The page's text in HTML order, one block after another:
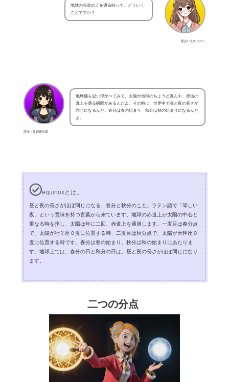
星占いを知りたい
地球の赤道の上を通る時って、どういう
ことですか？
西洋占星術研究家
地球儀を思い浮かべてみて。太陽が地球のちょうど真ん中、赤道の
真上を通る瞬間があるんだよ。その時に、世界中で昼と夜の長さが
同じになるんだ。春分は春の始まり、秋分は秋の始まりになるんだ
よ。
equinoxとは。
昼と夜の長さがほぼ同じになる、春分と秋分のこと。ラテン語で「等しい
夜」という意味を持つ言葉から来ています。地球の赤道上が太陽の中心と
重なる時を指し、太陽は年に二回、赤道上を通過します。一度目は春分点
で、太陽が牡羊座０度に位置する時、二度目は秋分点で、太陽が天秤座０
度に位置する時です。春分は春の始まり、秋分は秋の始まりにあたりま
す。地球上では、春分の日と秋分の日は、昼と夜の長さがほぼ同じになり
ます。
二つの分点